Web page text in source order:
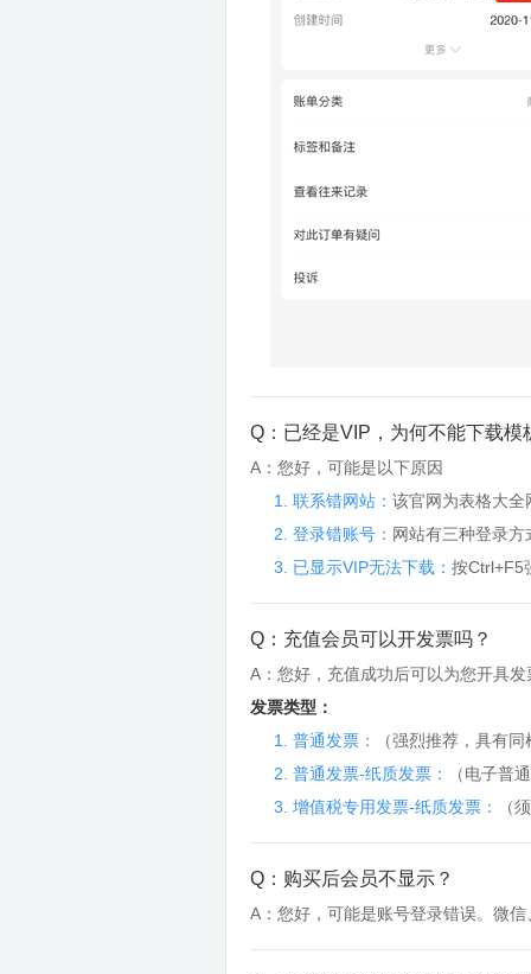
Q：已经是VIP，为何不能下载模
A：您好，可能是以下原因
1. 联系错网站： 该官网为表格大全
2. 登录错账号： 网站有三种登录
3. 已显示VIP无法下载： 按Ctrl+F5
Q：充值会员可以开发票吗？
A：您好，充值成功后可以为您开具
发票类型：
1. 普通发票：
（强烈推荐，具有
2. 普通发票-纸质发票：
（电子普
3. 增值税专用发票-纸质发票：
（
Q：购买后会员不显示？
A：您好，可能是账号登录错误。微